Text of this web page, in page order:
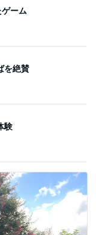
ーム
を絶賛
験